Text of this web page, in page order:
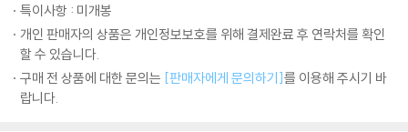
특이사항 : 미개봉
개인 판매자의 상품은 개인정보보호를 위해 결제완료 후 연락처를 확인
할 수 있습니다.
구매 전 상품에 대한 문의는 [판매자에게 문의하기]를 이용해 주시기 바
랍니다.